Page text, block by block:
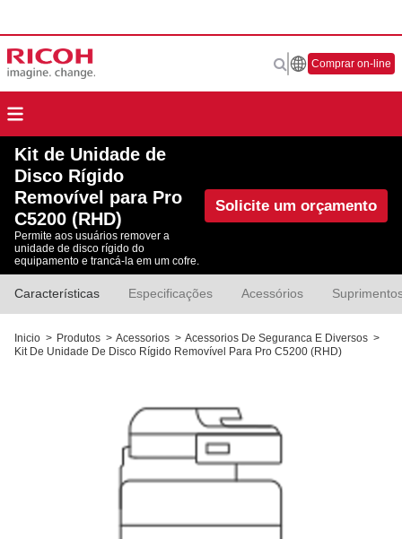
Comprar on-line
Kit de Unidade de
Disco Rígido
Removível para Pro
C5200 (RHD)
Permite aos usuários remover a
unidade de disco rígido do
equipamento e trancá-la em um cofre.
Solicite um orçamento
Características Especificações Acessórios
Inicio > Produtos > Acessorios > Acessorios De Seguranca E Diversos >
Kit De Unidade De Disco Rígido Removível Para Pro C5200 (RHD)